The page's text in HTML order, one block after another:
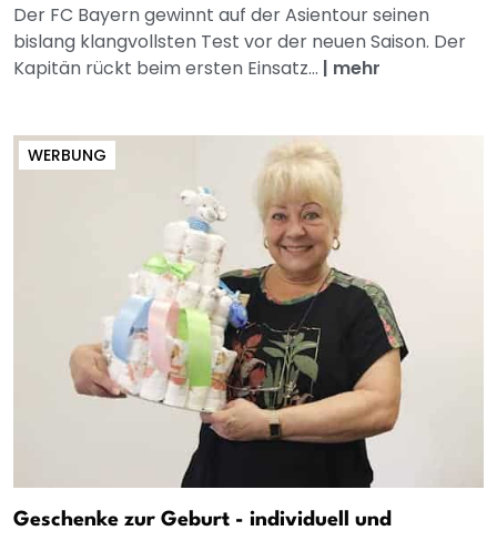
Der FC Bayern gewinnt auf der Asientour seinen
bislang klangvollsten Test vor der neuen Saison. Der
Kapitän rückt beim ersten Einsatz... | mehr
WERBUNG
Geschenke zur Geburt - individuell und